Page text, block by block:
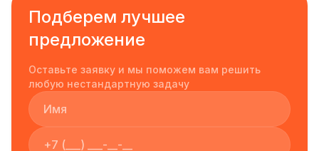
Подберем лучшее
предложение
Оставьте заявку и мы поможем вам решить
любую нестандартную задачу